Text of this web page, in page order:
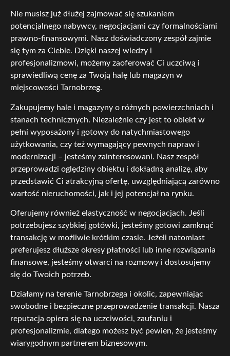
Nie musisz już dłużej zajmować się szukaniem
potencjalnego nabywcy, negocjacjami czy formalnościami
prawno-finansowymi. Nasz doświadczony zespół zajmie
się tym za Ciebie. Dzięki naszej wiedzy i
profesjonalizmowi, możemy zaoferować Ci uczciwą i
sprawiedliwą cenę za Twoją halę lub magazyn w
miejscowości Tarnobrzeg.
Zakupujemy hale i magazyny o różnych powierzchniach i
stanach technicznych. Niezależnie czy jest to obiekt w
pełni wyposażony i gotowy do natychmiastowego
użytkowania, czy też wymagający pewnych napraw i
modernizacji – jesteśmy zainteresowani. Nasz zespół
przeprowadzi oględziny obiektu i dokładną analizę, aby
przedstawić Ci atrakcyjną ofertę, uwzględniającą zarówno
wartość nieruchomości, jak i jej potencjał na rynku.
Oferujemy również elastyczność w negocjacjach. Jeśli
potrzebujesz szybkiej gotówki, jesteśmy gotowi zamknąć
transakcję w możliwie krótkim czasie. Jeżeli natomiast
preferujesz dłuższe okresy płatności lub inne rozwiązania
finansowe, jesteśmy otwarci na rozmowy i dostosujemy
się do Twoich potrzeb.
Działamy na terenie Tarnobrzega i okolic, zapewniając
swobodne i bezpieczne przeprowadzenie transakcji. Nasza
reputacja opiera się na uczciwości, zaufaniu i
profesjonalizmie, dlatego możesz być pewien, że jesteśmy
wiarygodnym partnerem biznesowym.